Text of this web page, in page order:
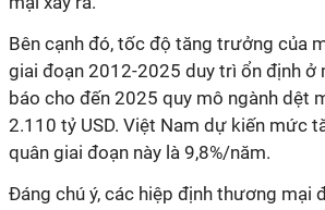
Bên cạnh đó, tốc độ tăng trưởng của
giai đoạn 2012-2025 duy trì ổn định ở
báo cho đến 2025 quy mô ngành dệt
2.110 tỷ USD. Việt Nam dự kiến mức
quân giai đoạn này là 9,8%/năm.
Đáng chú ý, các hiệp định thương mại